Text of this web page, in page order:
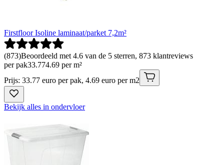
Firstfloor Isoline laminaat/parket 7,2m²
(873)Beoordeeld met 4.6 van de 5 sterren, 873 klantreviews
per pak33.774.69 per m²
Prijs: 33.77 euro per pak, 4.69 euro per m2
Bekijk alles in ondervloer